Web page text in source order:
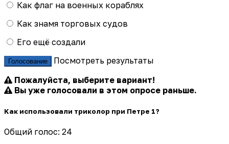
Как флаг на военных кораблях
Как знамя торговых судов
Его ещё создали
Голосование
Посмотреть результаты
Пожалуйста, выберите вариант!
Вы уже голосовали в этом опросе раньше.
Как использовали триколор при Петре 1?
Общий голос: 24